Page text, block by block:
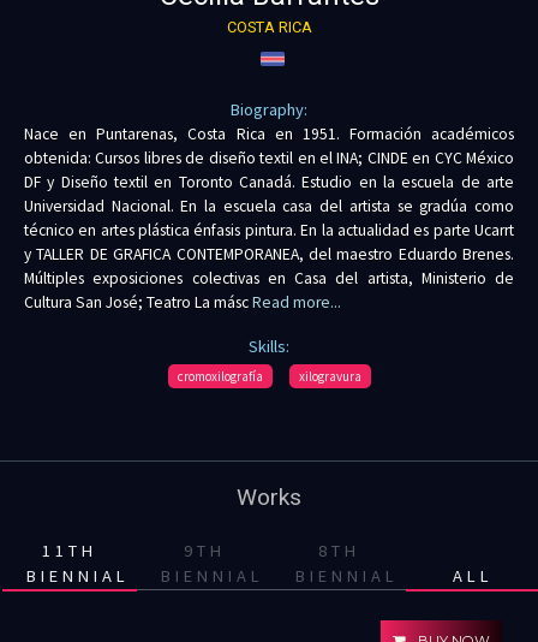
COSTA RICA
Biography:
Nace en Puntarenas, Costa Rica en 1951. Formación académicos
obtenida: Cursos libres de diseño textil en el INA; CINDE en CYC México
DF y Diseño textil en Toronto Canadá. Estudio en la escuela de arte
Universidad Nacional. En la escuela casa del artista se gradúa como
técnico en artes plástica énfasis pintura. En la actualidad es parte Ucarrt
y TALLER DE GRAFICA CONTEMPORANEA, del maestro Eduardo Brenes.
Múltiples exposiciones colectivas en Casa del artista, Ministerio de
Cultura San José; Teatro La máscRead more...
Skills:
cromoxilografía xilogravura
Works
11TH
BIENNIAL
9TH
BIENNIAL
8TH
BIENNIAL
ALL